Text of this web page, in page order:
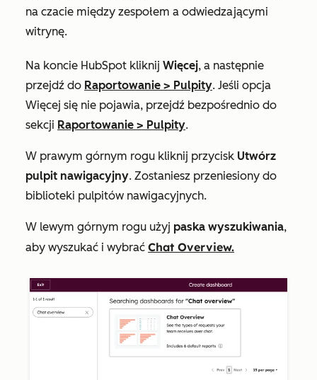
na czacie między zespołem a odwiedzającymi
witrynę.
Na koncie HubSpot kliknij Więcej, a następnie
przejdź do Raportowanie > Pulpity. Jeśli opcja
Więcej się nie pojawia, przejdź bezpośrednio do
sekcji Raportowanie > Pulpity.
W prawym górnym rogu kliknij przycisk Utwórz
pulpit nawigacyjny. Zostaniesz przeniesiony do
biblioteki pulpitów nawigacyjnych.
W lewym górnym rogu użyj paska wyszukiwania,
aby wyszukać i wybrać Chat Overview.